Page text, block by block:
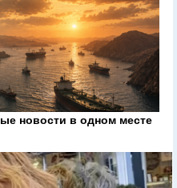
новости в одном месте